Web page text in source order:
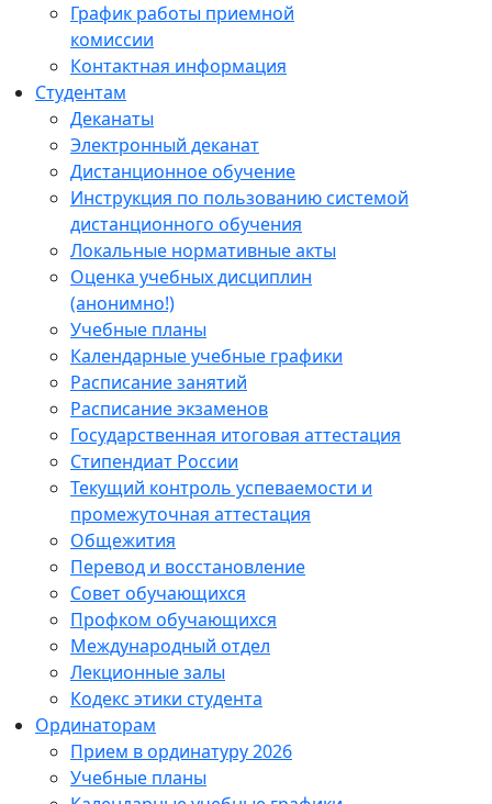
График работы приемной
комиссии
Контактная информация
Студентам
Деканаты
Электронный деканат
Дистанционное обучение
Инструкция по пользованию системой
дистанционного обучения
Локальные нормативные акты
Оценка учебных дисциплин
(анонимно!)
Учебные планы
Календарные учебные графики
Расписание занятий
Расписание экзаменов
Государственная итоговая аттестация
Стипендиат России
Текущий контроль успеваемости и
промежуточная аттестация
Общежития
Перевод и восстановление
Совет обучающихся
Профком обучающихся
Международный отдел
Лекционные залы
Кодекс этики студента
Ординаторам
Прием в ординатуру 2026
Учебные планы